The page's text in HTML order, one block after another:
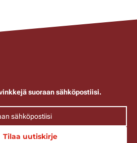
suoraan sähköpostiisi.
Tilaa uutiskirje